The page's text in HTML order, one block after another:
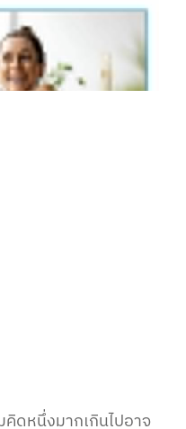
ดหนึ่งมากเกินไปอาจ